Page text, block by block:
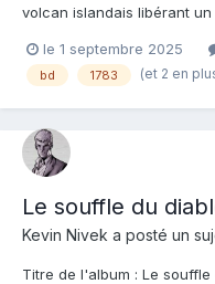
volcan islandais libérant
ce thriller oppressant. Une
femme dure menant ses
le 1 septembre 2025
bd 1783 (et 2 en
Le souffle du
Kevin Nivek a posté un
Titre de l'album : Le